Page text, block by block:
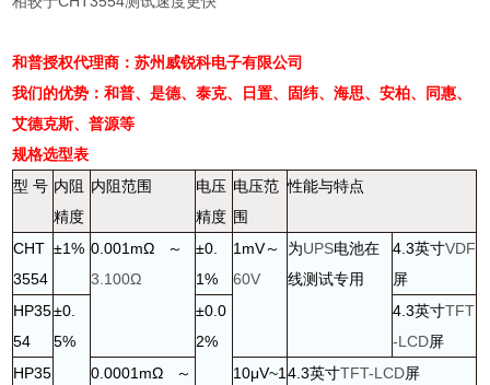
和普授权代理商：苏州威锐科电子有限公司
我们的优势：和普、是德、泰克、日置、固纬、海思、安柏、同惠、
艾德克斯、普源等
规格选型表
型 号 内阻
精度
内阻范围
电压
精度
电压范
围
性能与特点
CHT
3554
±1% 0.001mΩ
～
3.100Ω
±0.
1%
1mV～
60V
为UPS电池在
线测试专用
4.3英寸VDF
屏
HP35
54
±0.
5%
±0.0
2%
4.3英寸TFT
-LCD屏
HP35
0.0001mΩ
～
10μV~1 4.3英寸TFT-LCD屏